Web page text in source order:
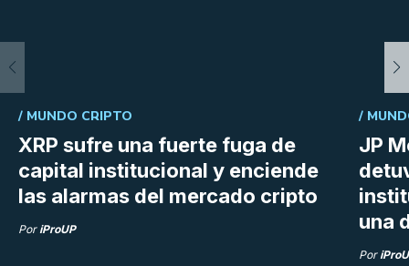
XRP sufre una fuerte fuga de
capital institucional y enciende
las alarmas del mercado cripto
/ MUNDO CRIPTO
PoriProUP
JP
una
/
Por